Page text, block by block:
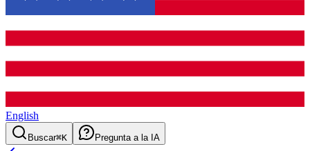
English
Buscar⌘K Pregunta a la IA